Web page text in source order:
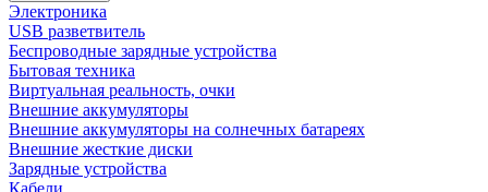
Электроника
USB разветвитель
Беспроводные зарядные устройства
Бытовая техника
Виртуальная реальность, очки
Внешние аккумуляторы
Внешние аккумуляторы на солнечных батареях
Внешние жесткие диски
Зарядные устройства
Кабели